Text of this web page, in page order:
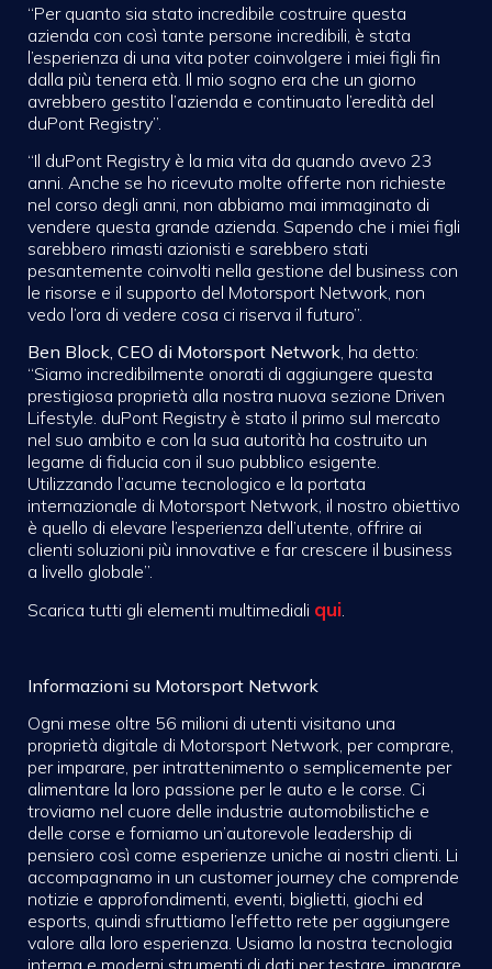
“Per quanto sia stato incredibile costruire questa
azienda con così tante persone incredibili, è stata
l’esperienza di una vita poter coinvolgere i miei figli fin
dalla più tenera età. Il mio sogno era che un giorno
avrebbero gestito l’azienda e continuato l’eredità del
duPont Registry”.
“Il duPont Registry è la mia vita da quando avevo 23
anni. Anche se ho ricevuto molte offerte non richieste
nel corso degli anni, non abbiamo mai immaginato di
vendere questa grande azienda. Sapendo che i miei figli
sarebbero rimasti azionisti e sarebbero stati
pesantemente coinvolti nella gestione del business con
le risorse e il supporto del Motorsport Network, non
vedo l’ora di vedere cosa ci riserva il futuro”.
Ben Block, CEO di Motorsport Network, ha detto:
“Siamo incredibilmente onorati di aggiungere questa
prestigiosa proprietà alla nostra nuova sezione Driven
Lifestyle. duPont Registry è stato il primo sul mercato
nel suo ambito e con la sua autorità ha costruito un
legame di fiducia con il suo pubblico esigente.
Utilizzando l’acume tecnologico e la portata
internazionale di Motorsport Network, il nostro obiettivo
è quello di elevare l’esperienza dell’utente, offrire ai
clienti soluzioni più innovative e far crescere il business
a livello globale”.
Scarica tutti gli elementi multimediali qui
Informazioni su Motorsport Network
Ogni mese oltre 56 milioni di utenti visitano una
proprietà digitale di Motorsport Network, per comprare,
per imparare, per intrattenimento o semplicemente per
alimentare la loro passione per le auto e le corse. Ci
troviamo nel cuore delle industrie automobilistiche e
delle corse e forniamo un’autorevole leadership di
pensiero così come esperienze uniche ai nostri clienti. Li
accompagnamo in un customer journey che comprende
notizie e approfondimenti, eventi, biglietti, giochi ed
esports, quindi sfruttiamo l’effetto rete per aggiungere
valore alla loro esperienza. Usiamo la nostra tecnologia
interna e moderni strumenti di dati per testare, imparare